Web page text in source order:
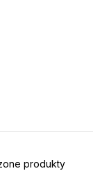
produkty